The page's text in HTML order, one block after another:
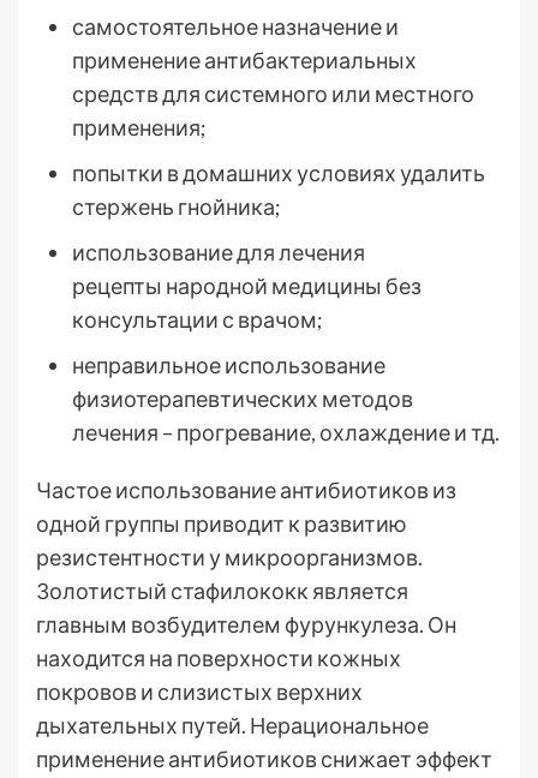
самостоятельное назначение и
применение антибактериальных
средств для системного или местного
применения;
попытки в домашних условиях удалить
стержень гнойника;
использование для лечения
рецепты народной медицины без
консультации с врачом;
неправильное использование
физиотерапевтических методов
лечения – прогревание, охлаждение и тд.
Частое использование антибиотиков из
одной группы приводит к развитию
резистентности у микроорганизмов.
Золотистый стафилококк является
главным возбудителем фурункулеза. Он
находится на поверхности кожных
покровов и слизистых верхних
дыхательных путей. Нерациональное
применение антибиотиков снижает эффект